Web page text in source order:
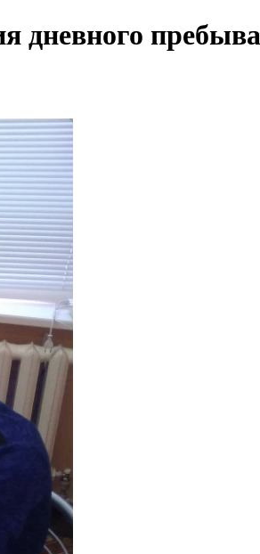
дневного